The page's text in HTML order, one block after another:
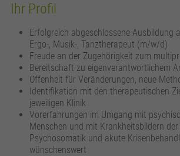
Ihr Profil
Erfolgreich abgeschlossene Ausbildung
Ergo-, Musik-, Tanztherapeut (m/w/d)
Freude an der Zugehörigkeit zum
Bereitschaft zu eigenverantwortlichem
Offenheit für Veränderungen, neue
Identifikation mit den therapeutischen
jeweiligen Klinik
Vorerfahrungen im Umgang mit
Menschen und mit Krankheitsbildern der
Psychosomatik und akute
wünschenswert